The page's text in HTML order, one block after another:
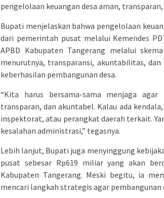
pengelolaan keuangan desa aman,
Bupati menjelaskan bahwa pengelolaan
dari pemerintah pusat melalui Kemendes
APBD Kabupaten Tangerang melalui
menurutnya, transparansi, akuntabilitas,
keberhasilan pembangunan desa.
“Kita harus bersama-sama menjaga
transparan, dan akuntabel. Kalau ada
inspektorat, atau perangkat daerah terkait.
kesalahan administrasi,” tegasnya.
Lebih lanjut, Bupati juga menyinggung
pusat sebesar Rp619 miliar yang akan
Kabupaten Tangerang. Meski begitu, ia
mencari langkah strategis agar